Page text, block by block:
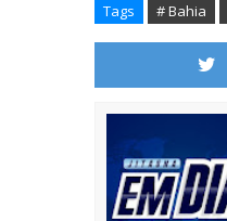
Tags # Bahia